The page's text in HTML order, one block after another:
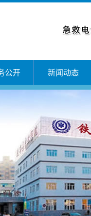
公开 新闻动态